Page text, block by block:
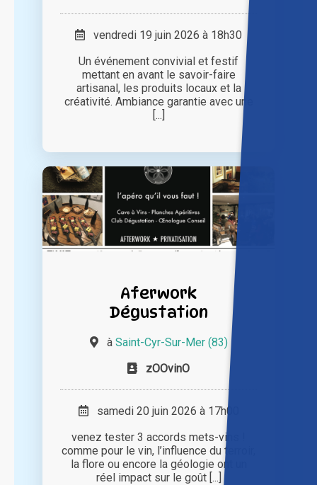
vendredi 19 juin 2026 à 18h30
Un événement convivial et festif
mettant en avant le savoir-faire
artisanal, les produits locaux et la
créativité. Ambiance garantie avec une
[...]
Aferwork
Dégustation
à Saint-Cyr-Sur-Mer (83)
zOOvinO
samedi 20 juin 2026 à 17h00
venez tester 3 accords mets-vins !
comme pour le vin, l’influence du terroir,
la flore ou encore la géologie ont un
réel impact sur le goût [...]